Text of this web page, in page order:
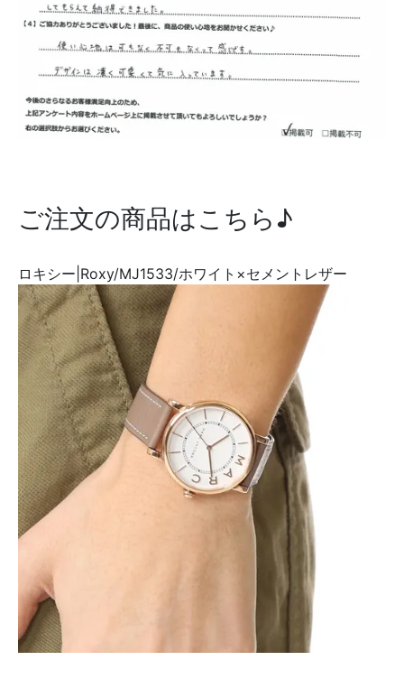
ご注文の商品はこちら♪
ロキシー|Roxy/MJ1533/ホワイト×セメントレザー